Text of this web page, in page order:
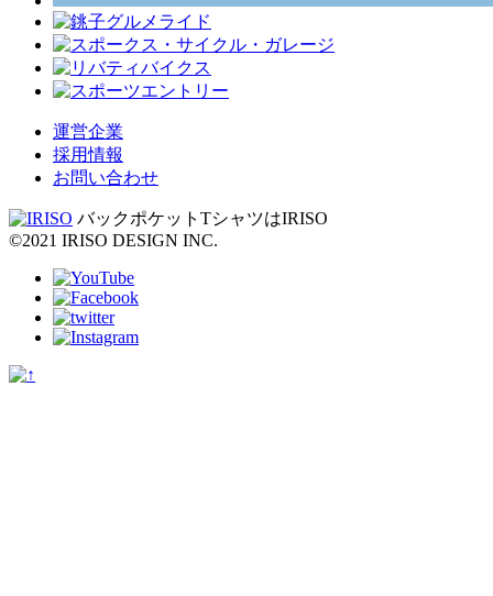
運営企業
採用情報
お問い合わせ
バックポケットTシャツはIRISO
©2021 IRISO DESIGN INC.